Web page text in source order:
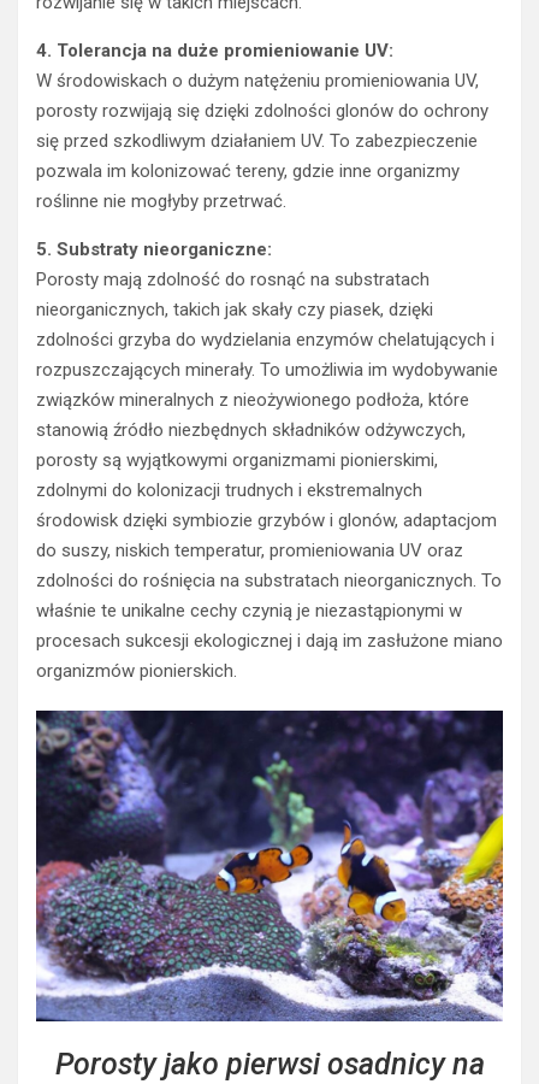
4. Tolerancja na duże promieniowanie UV:
W środowiskach o dużym natężeniu promieniowania UV,
porosty rozwijają się dzięki zdolności glonów do ochrony
się przed szkodliwym działaniem UV. To zabezpieczenie
pozwala im kolonizować tereny, gdzie inne organizmy
roślinne nie mogłyby przetrwać.
5. Substraty nieorganiczne:
Porosty mają zdolność do rosnąć na substratach
nieorganicznych, takich jak skały czy piasek, dzięki
zdolności grzyba do wydzielania enzymów chelatujących i
rozpuszczających minerały. To umożliwia im wydobywanie
związków mineralnych z nieożywionego podłoża, które
stanowią źródło niezbędnych składników odżywczych,
porosty są wyjątkowymi organizmami pionierskimi,
zdolnymi do kolonizacji trudnych i ekstremalnych
środowisk dzięki symbiozie grzybów i glonów, adaptacjom
do suszy, niskich temperatur, promieniowania UV oraz
zdolności do rośnięcia na substratach nieorganicznych. To
właśnie te unikalne cechy czynią je niezastąpionymi w
procesach sukcesji ekologicznej i dają im zasłużone miano
organizmów pionierskich.
Porosty jako pierwsi osadnicy na